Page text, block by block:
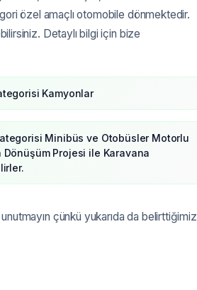
özel amaçlı otomobile dönmektedir.
Detaylı bilgi için bize
Kamyonlar
Minibüs ve Otobüsler Motorlu
Dönüşüm Projesi ile Karavana
çünkü yukarıda da belirttiğimiz